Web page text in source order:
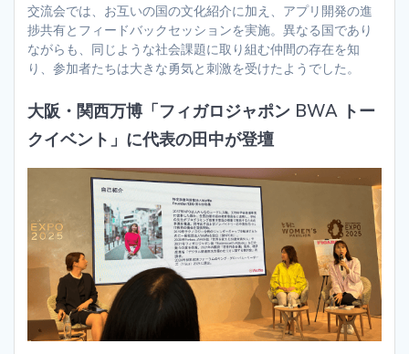
交流会では、お互いの国の文化紹介に加え、アプリ開発の進
捗共有とフィードバックセッションを実施。異なる国であり
ながらも、同じような社会課題に取り組む仲間の存在を知
り、参加者たちは大きな勇気と刺激を受けたようでした。
大阪・関西万博「フィガロジャポン BWA トー
クイベント」に代表の田中が登壇